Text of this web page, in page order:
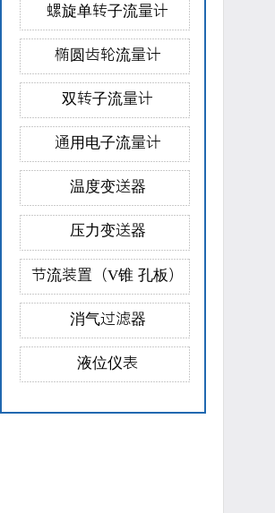
螺旋单转子流量计
椭圆齿轮流量计
双转子流量计
通用电子流量计
温度变送器
压力变送器
节流装置（V锥 孔板）
消气过滤器
液位仪表